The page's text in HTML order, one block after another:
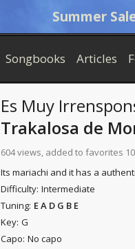
Summer
Songbooks Articles
Es Muy
Trakalosa de
604 views, added to favorites
Its mariachi and it has a
Difficulty: Intermediate
Tuning: E A D G B E
Key: G
Capo: No capo